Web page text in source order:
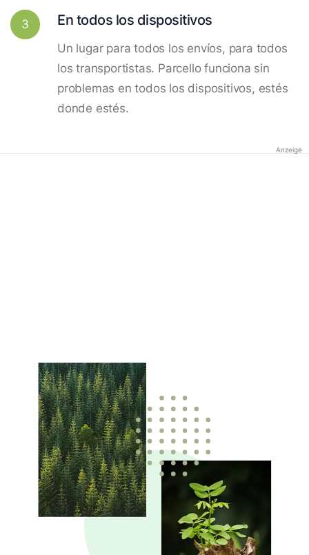
3 En todos los dispositivos
Un lugar para todos los envíos, para todos
los transportistas. Parcello funciona sin
problemas en todos los dispositivos, estés
donde estés.
Anzeige